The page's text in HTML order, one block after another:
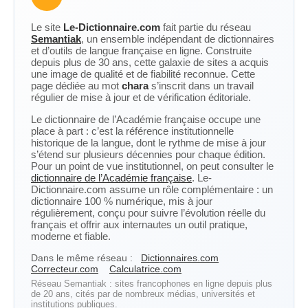
Le site Le-Dictionnaire.com fait partie du réseau
Semantiak, un ensemble indépendant de dictionnaires
et d’outils de langue française en ligne. Construite
depuis plus de 30 ans, cette galaxie de sites a acquis
une image de qualité et de fiabilité reconnue. Cette
page dédiée au mot charas’inscrit dans un travail
régulier de mise à jour et de vérification éditoriale.
Le dictionnaire de l’Académie française occupe une
place à part : c’est la référence institutionnelle
historique de la langue, dont le rythme de mise à jour
s’étend sur plusieurs décennies pour chaque édition.
Pour un point de vue institutionnel, on peut consulter le
dictionnaire de l’Académie française. Le-
Dictionnaire.com assume un rôle complémentaire : un
dictionnaire 100 % numérique, mis à jour
régulièrement, conçu pour suivre l’évolution réelle du
français et offrir aux internautes un outil pratique,
moderne et fiable.
Dans le même réseau :
Dictionnaires.com
Correcteur.com
Calculatrice.com
Réseau Semantiak : sites francophones en ligne depuis plus
de 20 ans, cités par de nombreux médias, universités et
institutions publiques.